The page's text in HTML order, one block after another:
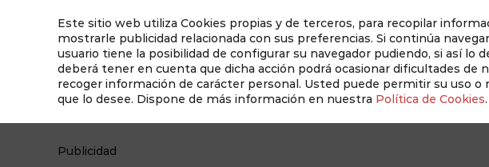
Este sitio web utiliza Cookies propias y de terceros, para recopilar
mostrarle publicidad relacionada con sus preferencias. Si continúa
usuario tiene la posibilidad de configurar su navegador pudiendo, si así lo
deberá tener en cuenta que dicha acción podrá ocasionar dificultades de
recoger información de carácter personal. Usted puede permitir su uso
que lo desee. Dispone de más información en nuestra Política de Cookies.
¿Qué hacemos hoy? Qué ver en Albacete Revista
Publicidad